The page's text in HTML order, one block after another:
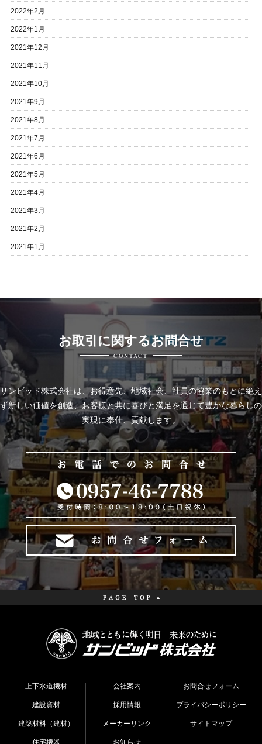
2022年2月
2022年1月
2021年12月
2021年11月
2021年10月
2021年9月
2021年8月
2021年7月
2021年6月
2021年5月
2021年4月
2021年3月
2021年2月
2021年1月
お取引に関するお問合せ
CONTACT
サンビッド株式会社は、お得意先、地域社会、社員の協業のもとに絶え
ず新しい価値を創造、お客様と共に喜びと満足を通じて豊かな暮らしの
実現に奉仕、貢献します。
上下水道機材
建設資材
建築材料（建材）
住宅機器
会社案内
採用情報
メーカーリンク
お知らせ
お問合せフォーム
プライバシーポリシー
サイトマップ